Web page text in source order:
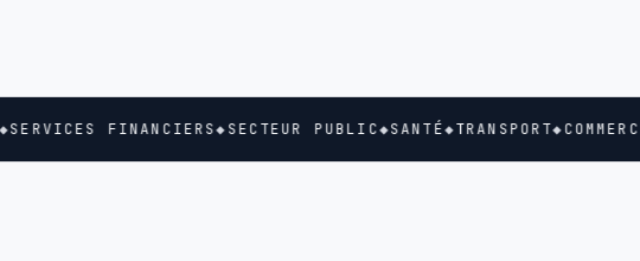
FINANCIERS◆SECTEUR PUBLIC◆SANTÉ◆TRANSPORT◆